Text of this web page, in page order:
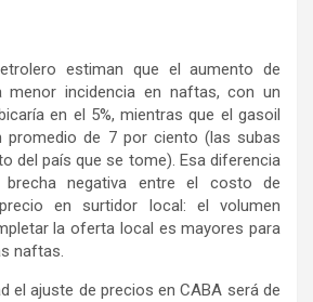
estiman que el aumento de
menor incidencia en naftas, con un
en el 5%, mientras que el gasoil
promedio de 7 por ciento (las subas
del país que se tome). Esa diferencia
negativa entre el costo de
en surtidor local: el volumen
la oferta local es mayores para
naftas.
el ajuste de precios en CABA será de